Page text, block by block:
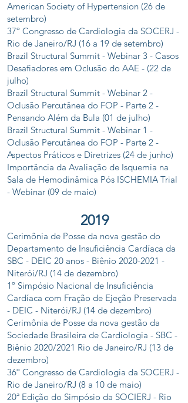
American Society of Hypertension (26 de
setembro)
37º Congresso de Cardiologia da SOCERJ -
Rio de Janeiro/RJ (16 a 19 de setembro)
Brazil Structural Summit - Webinar 3 - Casos
Desafiadores em Oclusão do AAE - (22 de
julho)
Brazil Structural Summit - Webinar 2 -
Oclusão Percutânea do FOP - Parte 2 -
Pensando Além da Bula (01 de julho)
Brazil Structural Summit - Webinar 1 -
Oclusão Percutânea do FOP - Parte 2 -
Aspectos Práticos e Diretrizes (24 de junho)
Importância da Avaliação de Isquemia na
Sala de Hemodinâmica Pós ISCHEMIA Trial
- Webinar (09 de maio)
2019
Cerimônia de Posse da nova gestão do
Departamento de Insuficiência Cardíaca da
SBC - DEIC 20 anos - Biênio 2020-2021 -
Niterói/RJ (14 de dezembro)
1º Simpósio Nacional de Insuficiência
Cardíaca com Fração de Ejeção Preservada
- DEIC - Niterói/RJ (14 de dezembro)
Cerimônia de Posse da nova gestão da
Sociedade Brasileira de Cardiologia - SBC -
Biênio 2020/2021 Rio de Janeiro/RJ (13 de
dezembro)
36º Congresso de Cardiologia da SOCERJ -
Rio de Janeiro/RJ (8 a 10 de maio)
20ª Edição do Simpósio da SOCIERJ - Rio